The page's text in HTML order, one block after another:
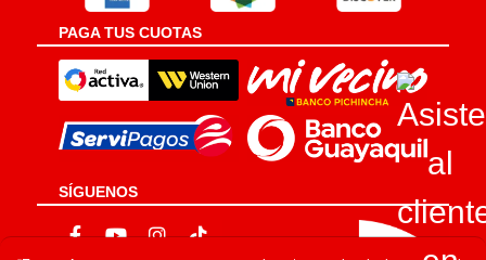
PAGA TUS CUOTAS
SÍGUENOS